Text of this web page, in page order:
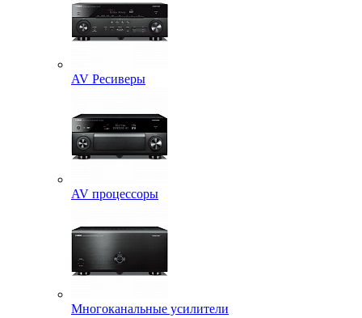
AV Ресиверы
AV процессоры
Многоканальные усилители